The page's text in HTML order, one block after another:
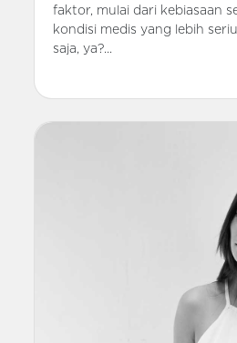
faktor, mulai dari kebiasaan
kondisi medis yang lebih
saja, ya?...